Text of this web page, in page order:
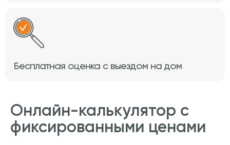
Бесплатная оценка с выездом на дом
Онлайн-калькулятор с
фиксированными ценами